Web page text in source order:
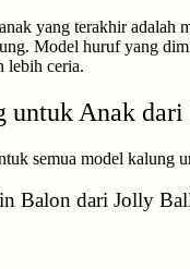
yang terakhir adalah
Model huruf yang
lebih ceria.
untuk Anak
semua model kalung
Balon dari Jolly